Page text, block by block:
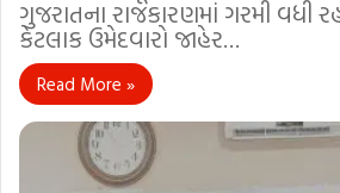
ગુજરાતના રાજકારણમાં ગરમી વધી
કેટલાક ઉમેદવારો જાહેર…
Read More »